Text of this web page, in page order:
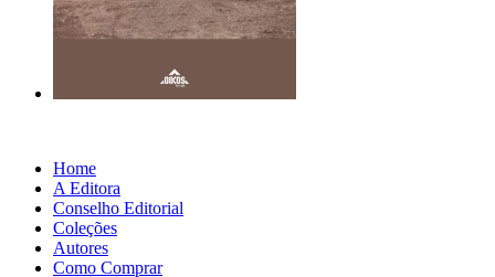
Home
A Editora
Conselho Editorial
Coleções
Autores
Como Comprar